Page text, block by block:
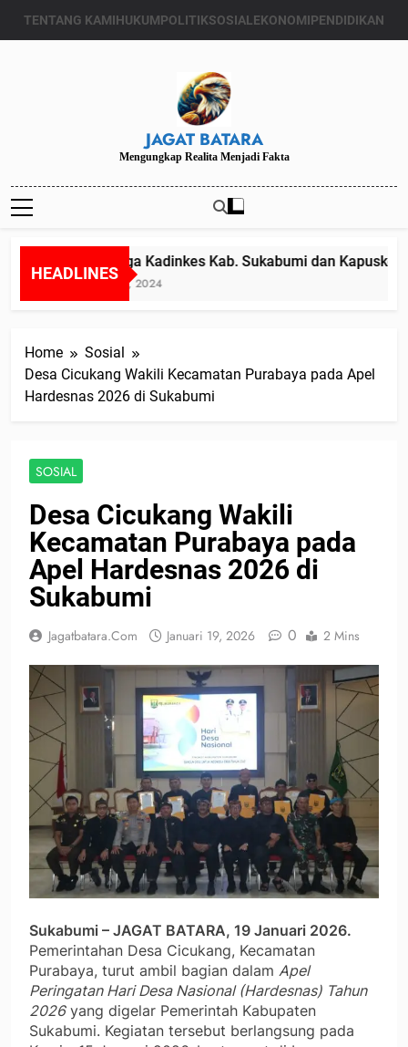
TENTANG KAMIHUKUMPOLITIKSOSIALEKONOMIPENDIDIKAN
JAGAT BATARA
Mengungkap Realita Menjadi Fakta
HEADLINES
Diduga Kadinkes Kab. Sukabumi dan
Juli 24, 2024
Home
Sosial
Desa Cicukang Wakili Kecamatan Purabaya pada Apel
Hardesnas 2026 di Sukabumi
SOSIAL
Desa Cicukang Wakili
Kecamatan Purabaya pada
Apel Hardesnas 2026 di
Sukabumi
Jagatbatara.com Januari 19, 2026 0 2 Mins
Sukabumi – JAGAT BATARA, 19 Januari 2026.
Pemerintahan Desa Cicukang, Kecamatan
Purabaya, turut ambil bagian dalam Apel
Peringatan Hari Desa Nasional (Hardesnas) Tahun
2026yang digelar Pemerintah Kabupaten
Sukabumi. Kegiatan tersebut berlangsung pada